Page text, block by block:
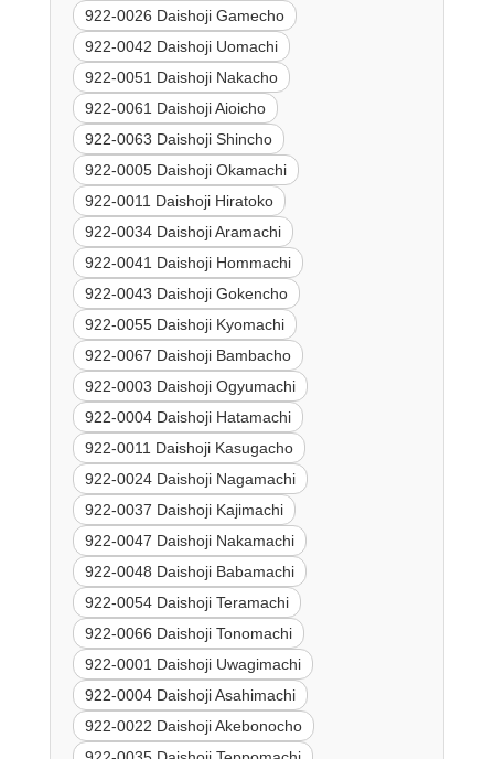
922-0026 Daishoji Gamecho
922-0042 Daishoji Uomachi
922-0051 Daishoji Nakacho
922-0061 Daishoji Aioicho
922-0063 Daishoji Shincho
922-0005 Daishoji Okamachi
922-0011 Daishoji Hiratoko
922-0034 Daishoji Aramachi
922-0041 Daishoji Hommachi
922-0043 Daishoji Gokencho
922-0055 Daishoji Kyomachi
922-0067 Daishoji Bambacho
922-0003 Daishoji Ogyumachi
922-0004 Daishoji Hatamachi
922-0011 Daishoji Kasugacho
922-0024 Daishoji Nagamachi
922-0037 Daishoji Kajimachi
922-0047 Daishoji Nakamachi
922-0048 Daishoji Babamachi
922-0054 Daishoji Teramachi
922-0066 Daishoji Tonomachi
922-0001 Daishoji Uwagimachi
922-0004 Daishoji Asahimachi
922-0022 Daishoji Akebonocho